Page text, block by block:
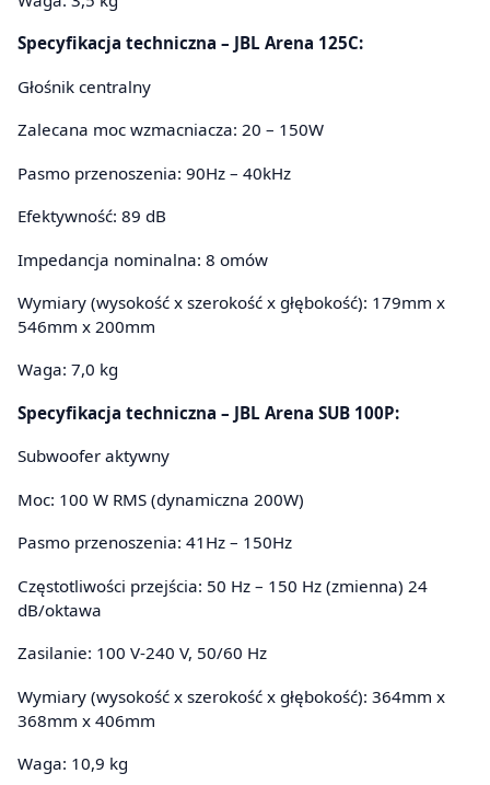
Specyfikacja techniczna – JBL Arena 125C:
Głośnik centralny
Zalecana moc wzmacniacza: 20 – 150W
Pasmo przenoszenia: 90Hz – 40kHz
Efektywność: 89 dB
Impedancja nominalna: 8 omów
Wymiary (wysokość x szerokość x głębokość): 179mm x
546mm x 200mm
Waga: 7,0 kg
Specyfikacja techniczna – JBL Arena SUB 100P:
Subwoofer aktywny
Moc: 100 W RMS (dynamiczna 200W)
Pasmo przenoszenia: 41Hz – 150Hz
Częstotliwości przejścia: 50 Hz – 150 Hz (zmienna) 24
dB/oktawa
Zasilanie: 100 V-240 V, 50/60 Hz
Wymiary (wysokość x szerokość x głębokość): 364mm x
368mm x 406mm
Waga: 10,9 kg